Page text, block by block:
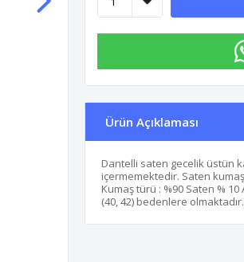
Ürün Açıklaması
Dantelli saten gecelik üstün
içermemektedir. Saten
Kumaş türü : %90 Saten %
(40, 42) bedenlere olmaktadır.